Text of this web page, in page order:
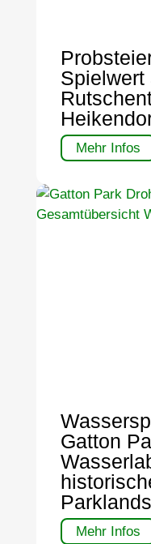
Spielwert
Mehr Infos
Gatton
Mehr Infos